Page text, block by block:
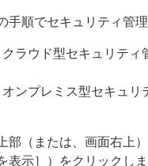
手順でセキュリティ管
クラウド型セキュリティ
オンプレミス型セキュリ
部（または、画面右上
表示］）をクリックしま